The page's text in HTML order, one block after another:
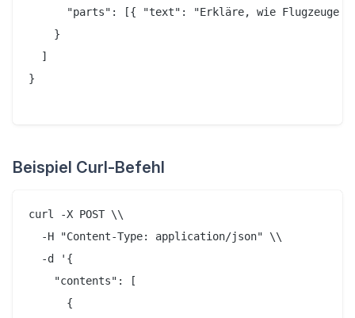
"parts": [{ "text": "Erkläre, wie Flugzeuge
    }
  ]
}
Beispiel Curl-Befehl
curl -X POST \\
  -H "Content-Type: application/json" \\
  -d '{
    "contents": [
      {